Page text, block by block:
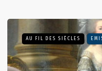
AU FIL DES SIÈCLES